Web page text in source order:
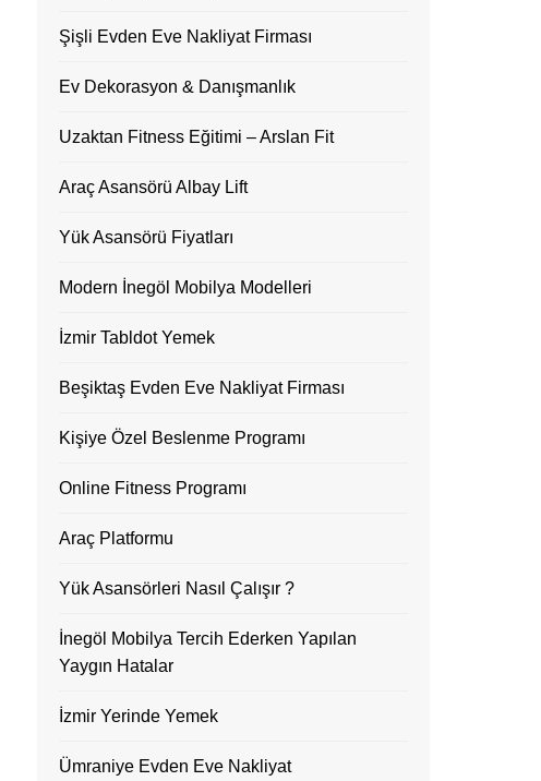
Şişli Evden Eve Nakliyat Firması
Ev Dekorasyon & Danışmanlık
Uzaktan Fitness Eğitimi – Arslan Fit
Araç Asansörü Albay Lift
Yük Asansörü Fiyatları
Modern İnegöl Mobilya Modelleri
İzmir Tabldot Yemek
Beşiktaş Evden Eve Nakliyat Firması
Kişiye Özel Beslenme Programı
Online Fitness Programı
Araç Platformu
Yük Asansörleri Nasıl Çalışır ?
İnegöl Mobilya Tercih Ederken Yapılan
Yaygın Hatalar
İzmir Yerinde Yemek
Ümraniye Evden Eve Nakliyat